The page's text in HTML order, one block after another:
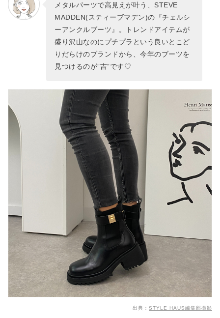
メタルパーツで高見えが叶う、STEVE
MADDEN(スティーブマデン)の『チェルシ
ーアンクルブーツ』。トレンドアイテムが
盛り沢山なのにプチプラという良いとこど
りだらけのブランドから、今年のブーツを
見つけるのが”吉”です♡
出典： STYLE HAUS編集部撮影